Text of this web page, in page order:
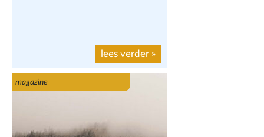
lees verder »
magazine